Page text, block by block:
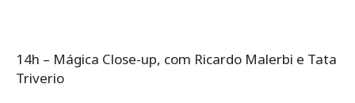
14h – Mágica Close-up, com Ricardo Malerbi e Tata
Triverio